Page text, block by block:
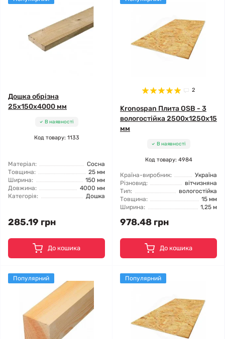
Дошка обрізна
25x150x4000 мм
В наявності
Код товару: 1133
Матеріал:
Сосна
Товщина:
25 мм
Ширина:
150 мм
Довжина:
4000 мм
Категорія:
Дошка
285.19 грн
До кошика
2
Kronospan Плита OSB - 3
вологостійка 2500x1250x15
мм
В наявності
Код товару: 4984
Країна-виробник:
Україна
Різновид:
вітчизняна
Тип:
вологостійка
Товщина:
15 мм
Ширина:
1,25 м
978.48 грн
До кошика
Популярний Популярний